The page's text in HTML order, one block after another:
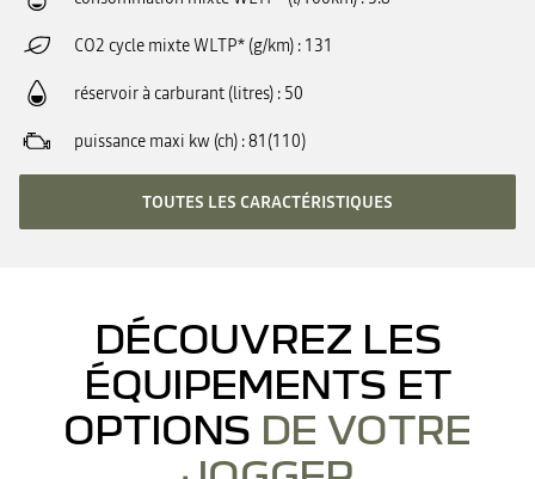
CO2 cycle mixte WLTP* (g/km) 131
réservoir à carburant (litres) 50
puissance maxi kw (ch) 81(110)
TOUTES LES CARACTÉRISTIQUES
DÉCOUVREZ LES
ÉQUIPEMENTS ET
OPTIONS DE VOTRE